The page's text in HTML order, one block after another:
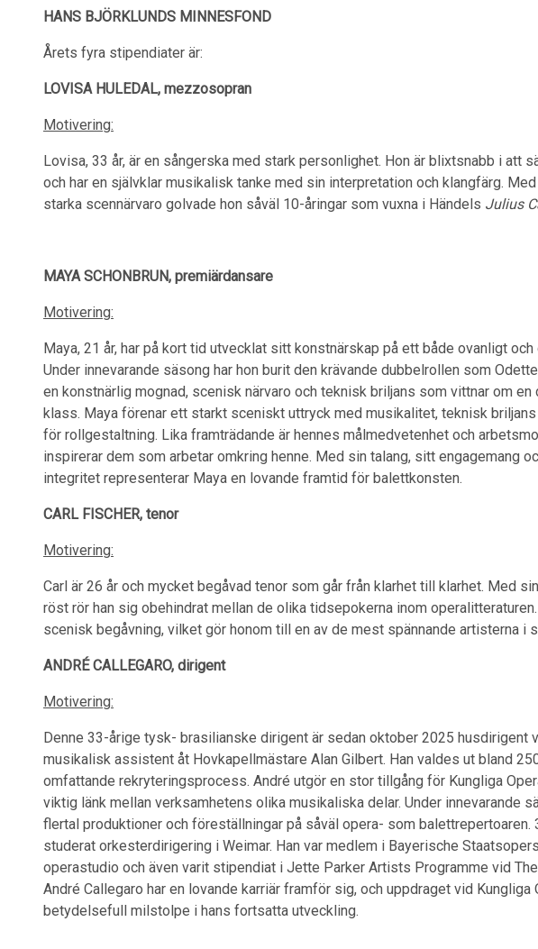
HANS BJÖRKLUNDS MINNESFOND
Årets fyra stipendiater är:
LOVISA HULEDAL, mezzosopran
Motivering:
Lovisa, 33 år, är en sångerska med stark personlighet. Hon är blixtsnabb i att
och har en självklar musikalisk tanke med sin interpretation och klangfärg.
starka scennärvaro golvade hon såväl 10-åringar som vuxna i Händels Julius
MAYA SCHONBRUN, premiärdansare
Motivering:
Maya, 21 år, har på kort tid utvecklat sitt konstnärskap på ett både ovanligt
Under innevarande säsong har hon burit den krävande dubbelrollen som
en konstnärlig mognad, scenisk närvaro och teknisk briljans som vittnar om
klass. Maya förenar ett starkt sceniskt uttryck med musikalitet, teknisk
för rollgestaltning. Lika framträdande är hennes målmedvetenhet och
inspirerar dem som arbetar omkring henne. Med sin talang, sitt engagemang
integritet representerar Maya en lovande framtid för balettkonsten.
CARL FISCHER, tenor
Motivering:
Carl är 26 år och mycket begåvad tenor som går från klarhet till klarhet. Med
röst rör han sig obehindrat mellan de olika tidsepokerna inom
scenisk begåvning, vilket gör honom till en av de mest spännande artisterna i
ANDRÉ CALLEGARO, dirigent
Motivering:
Denne 33-årige tysk- brasilianske dirigent är sedan oktober 2025 husdirigent
musikalisk assistent åt Hovkapellmästare Alan Gilbert. Han valdes ut bland
omfattande rekryteringsprocess. André utgör en stor tillgång för Kungliga
viktig länk mellan verksamhetens olika musikaliska delar. Under innevarande
flertal produktioner och föreställningar på såväl opera- som balettrepertoaren.
studerat orkesterdirigering i Weimar. Han var medlem i Bayerische
operastudio och även varit stipendiat i Jette Parker Artists Programme vid
André Callegaro har en lovande karriär framför sig, och uppdraget vid Kungliga
betydelsefull milstolpe i hans fortsatta utveckling.